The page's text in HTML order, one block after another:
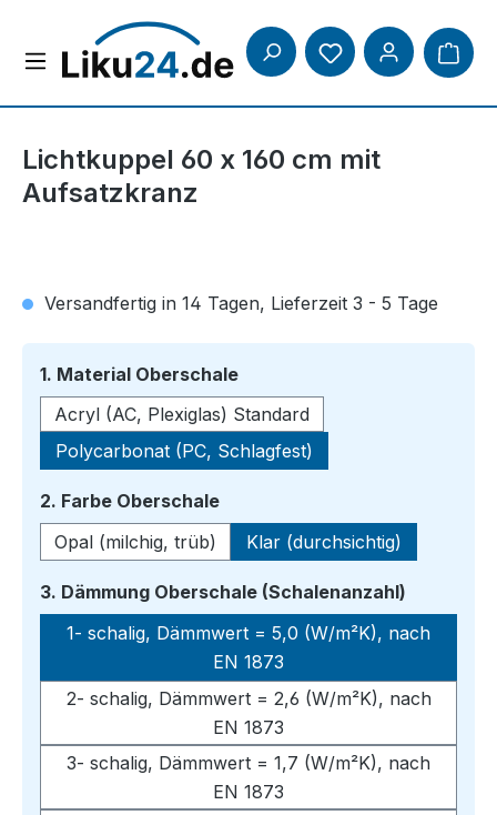
Zum Hauptinhalt springen
Lichtkuppel 60 x 160 cm mit
Aufsatzkranz
Versandfertig in 14 Tagen, Lieferzeit 3 - 5 Tage
1. Material Oberschaleauswählen
Acryl (AC, Plexiglas) Standard
Polycarbonat (PC, Schlagfest)
2. Farbe Oberschaleauswählen
Opal (milchig, trüb)
Klar (durchsichtig)
3. Dämmung Oberschale (Schalenanzahl)
1- schalig, Dämmwert = 5,0 (W/m²K), nach
EN 1873
2- schalig, Dämmwert = 2,6 (W/m²K), nach
EN 1873
3- schalig, Dämmwert = 1,7 (W/m²K), nach
EN 1873